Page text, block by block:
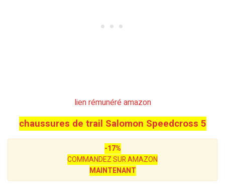
lien rémunéré amazon
chaussures de trail Salomon Speedcross 5
-17%
COMMANDEZ SUR AMAZON
MAINTENANT